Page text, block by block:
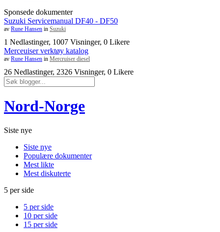
Sponsede dokumenter
Suzuki Servicemanual DF40 - DF50
av Rune Hansen in Suzuki
1 Nedlastinger, 1007 Visninger, 0 Likere
Merceuiser verktøy katalog
av Rune Hansen in Mercruiser diesel
26 Nedlastinger, 2326 Visninger, 0 Likere
Nord-Norge
Siste nye
Siste nye
Populære dokumenter
Mest likte
Mest diskuterte
5 per side
5 per side
10 per side
15 per side